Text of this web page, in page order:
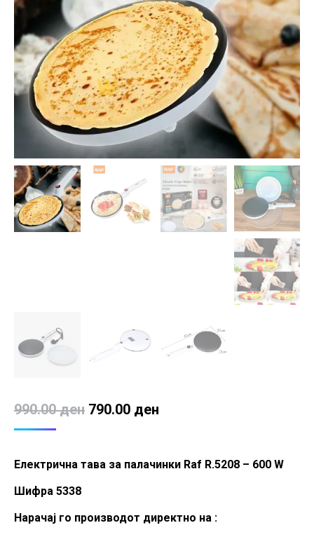
990.00ден Original
990.00 ден.
790.00 ден
790.00 ден.
Електрична тава за палачинки Raf R.5208 – 600 W
Шифра 5338
Нарачај го производот директно на :